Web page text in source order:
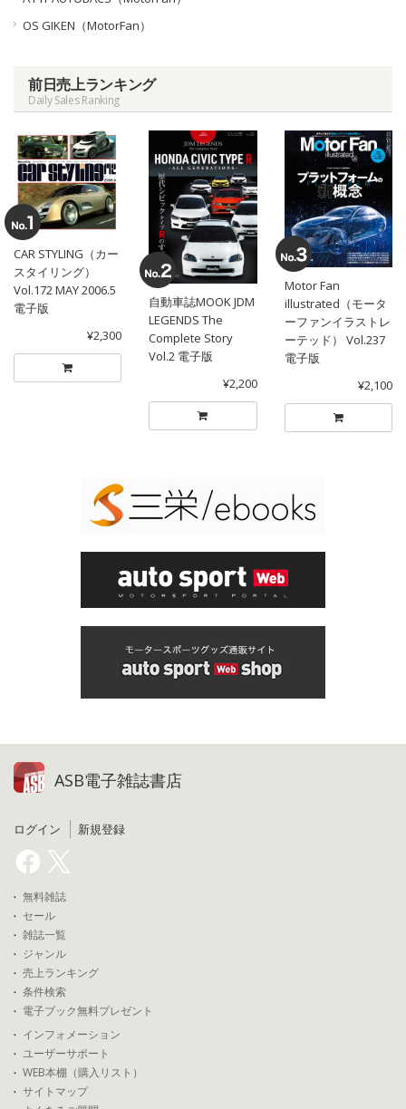
OS GIKEN（MotorFan）
前日売上ランキング
Daily Sales Ranking
CAR STYLING（カー
スタイリング）
Vol.172 MAY 2006.5
電子版
¥2,300
自動車誌MOOK JDM
LEGENDS The
Complete Story
Vol.2 電子版
¥2,200
Motor Fan
illustrated（モータ
ーファンイラストレ
ーテッド） Vol.237
電子版
¥2,100
ASB電子雑誌書店
ログイン 新規登録
無料雑誌
セール
雑誌一覧
ジャンル
売上ランキング
条件検索
電子ブック無料プレゼント
インフォメーション
ユーザーサポート
WEB本棚（購入リスト）
サイトマップ